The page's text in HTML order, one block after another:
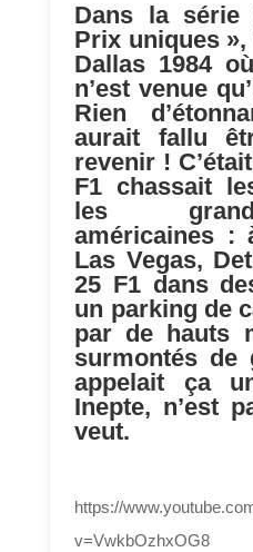
Dans la série
Prix uniques
Dallas 1984
n’est venue
Rien
aurait fallu
revenir !
F1 chassait
les
américaines :
Las Vegas,
25 F1 dans
un parking de
par de hauts
surmontés de
appelait ça
Inepte, n’est
veut.
https://
v=VwkbOzhxOG8